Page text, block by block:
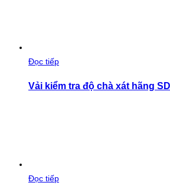
Đọc tiếp
Vải kiểm tra độ chà xát hãng
Đọc tiếp